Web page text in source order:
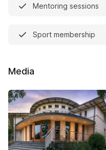
Mentoring sessions
Sport membership
Media